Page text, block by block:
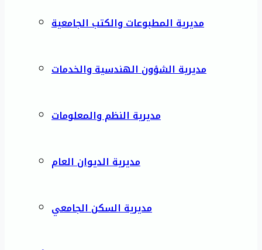
مديرية المطبوعات والكتب الجامعية
مديرية الشؤون الهندسية والخدمات
مديرية النظم والمعلومات
مديرية الديوان العام
مديرية السكن الجامعي